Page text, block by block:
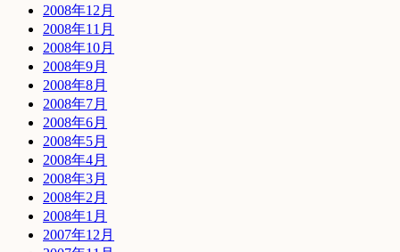
2008年12月
2008年11月
2008年10月
2008年9月
2008年8月
2008年7月
2008年6月
2008年5月
2008年4月
2008年3月
2008年2月
2008年1月
2007年12月